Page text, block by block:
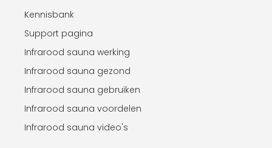
Kennisbank
Support pagina
Infrarood sauna werking
Infrarood sauna gezond
Infrarood sauna gebruiken
Infrarood sauna voordelen
Infrarood sauna video's